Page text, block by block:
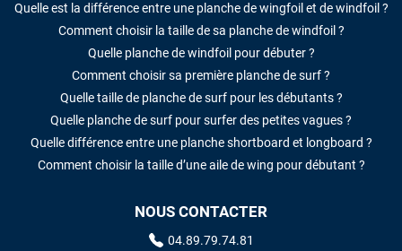
Quelle est la différence entre une planche de wingfoil et de windfoil ?
Comment choisir la taille de sa planche de windfoil ?
Quelle planche de windfoil pour débuter ?
Comment choisir sa première planche de surf ?
Quelle taille de planche de surf pour les débutants ?
Quelle planche de surf pour surfer des petites vagues ?
Quelle différence entre une planche shortboard et longboard ?
Comment choisir la taille d’une aile de wing pour débutant ?
NOUS CONTACTER
04.89.79.74.81